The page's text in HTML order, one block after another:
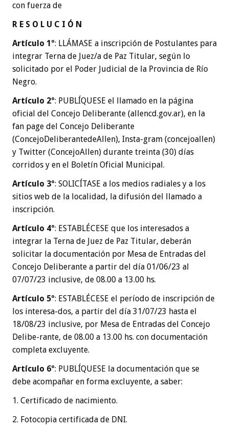
con fuerza de
R E S O L U C I Ó N
Artículo 1º: LLÁMASE a inscripción de Postulantes para
integrar Terna de Juez/a de Paz Titular, según lo
solicitado por el Poder Judicial de la Provincia de Río
Negro.
Artículo 2º: PUBLÍQUESE el llamado en la página
oficial del Concejo Deliberante (allencd.gov.ar), en la
fan page del Concejo Deliberante
(ConcejoDeliberantedeAllen), Insta-gram (concejoallen)
y Twitter (ConcejoAllen) durante treinta (30) días
corridos y en el Boletín Oficial Municipal.
Artículo 3º: SOLICÍTASE a los medios radiales y a los
sitios web de la localidad, la difusión del llamado a
inscripción.
Artículo 4º: ESTABLÉCESE que los interesados a
integrar la Terna de Juez de Paz Titular, deberán
solicitar la documentación por Mesa de Entradas del
Concejo Deliberante a partir del día 01/06/23 al
07/07/23 inclusive, de 08.00 a 13.00 hs.
Artículo 5º: ESTABLÉCESE el período de inscripción de
los interesa-dos, a partir del día 31/07/23 hasta el
18/08/23 inclusive, por Mesa de Entradas del Concejo
Delibe-rante, de 08.00 a 13.00 hs. con documentación
completa excluyente.
Artículo 6º: PUBLÍQUESE la documentación que se
debe acompañar en forma excluyente, a saber:
1. Certificado de nacimiento.
2. Fotocopia certificada de DNI.